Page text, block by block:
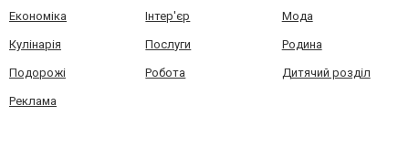
Економіка Інтер'єр Мода
Кулінарія Послуги Родина
Подорожі Робота Дитячий розділ
Реклама